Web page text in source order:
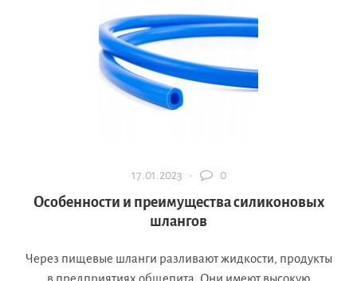
17.01.2023 · 0
Особенности и преимущества силиконовых
шлангов
Через пищевые шланги разливают жидкости, продукты